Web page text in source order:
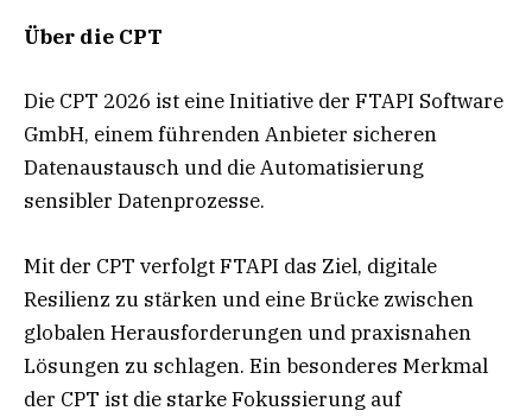
Über die CPT
Die CPT 2026 ist eine Initiative der FTAPI Software
GmbH, einem führenden Anbieter sicheren
Datenaustausch und die Automatisierung
sensibler Datenprozesse.
Mit der CPT verfolgt FTAPI das Ziel, digitale
Resilienz zu stärken und eine Brücke zwischen
globalen Herausforderungen und praxisnahen
Lösungen zu schlagen. Ein besonderes Merkmal
der CPT ist die starke Fokussierung auf